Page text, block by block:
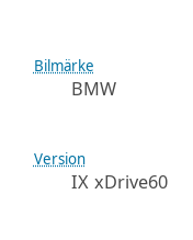
Bilmärke
BMW
Version
IX xDrive60